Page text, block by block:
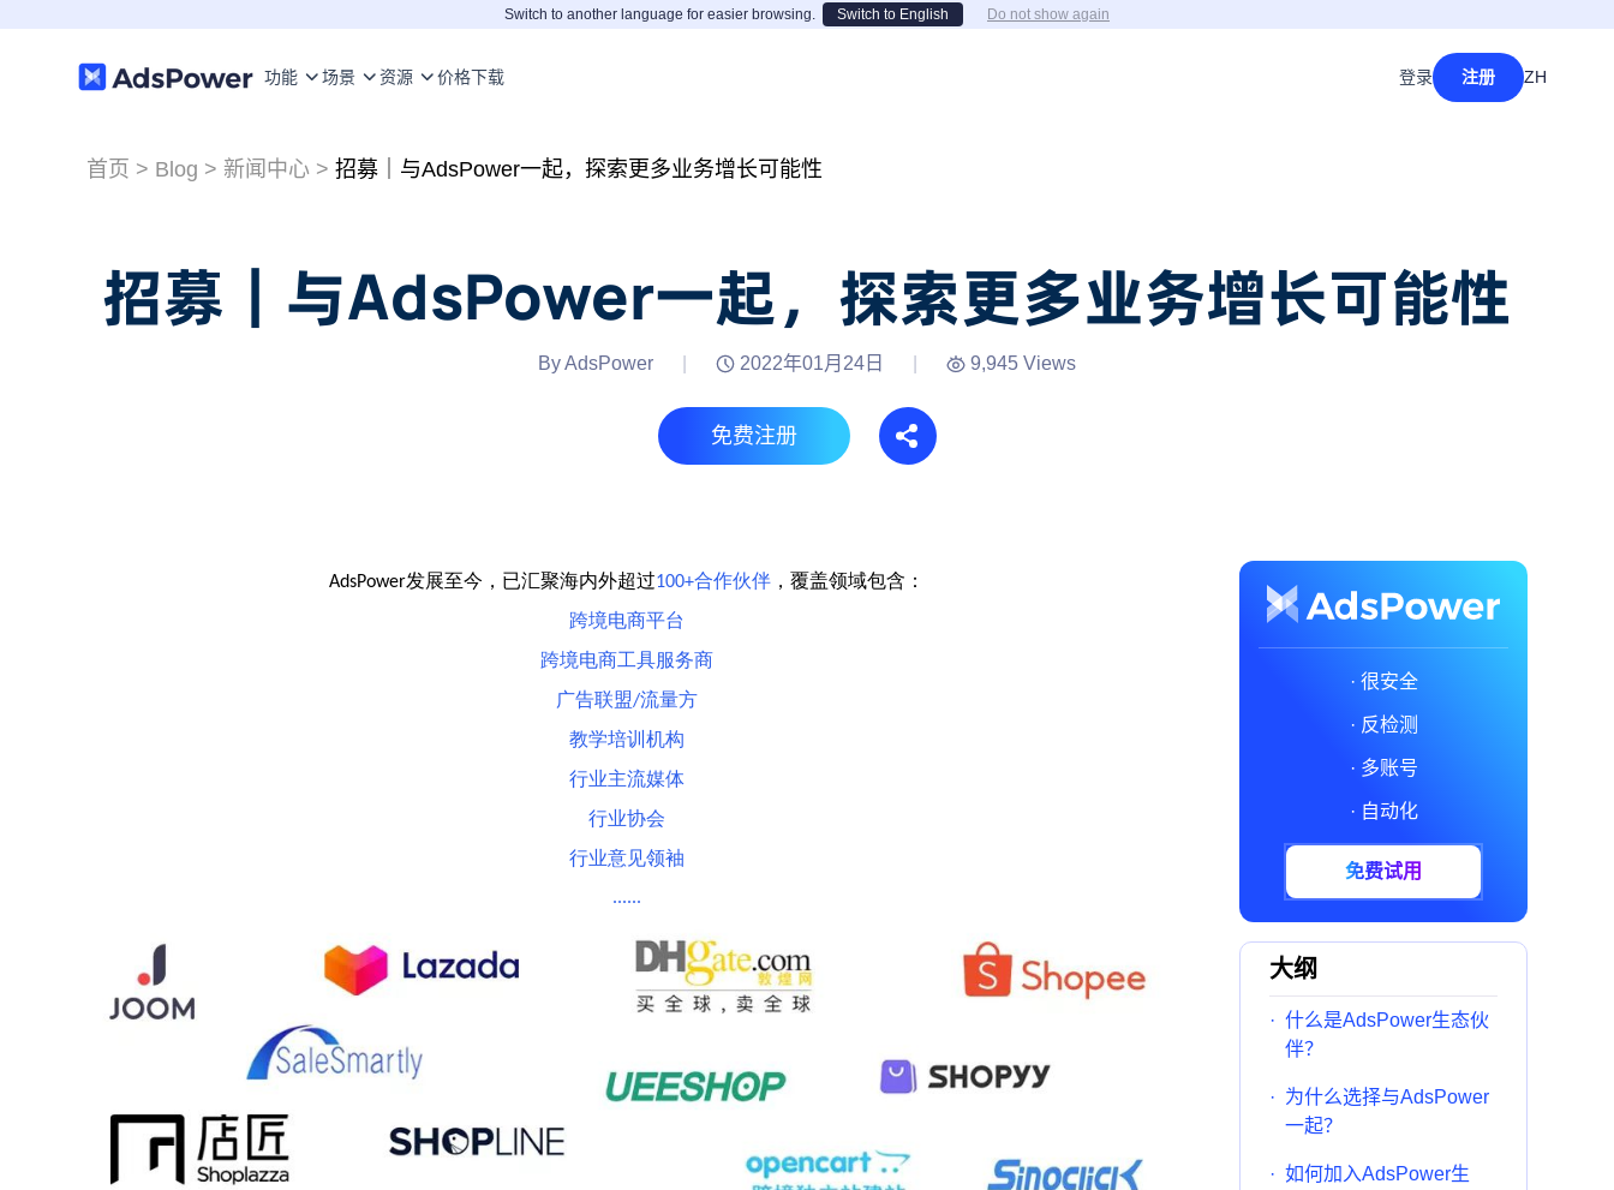
Switch to another language for easier browsing. Switch to English Do not show again
功能 场景 资源 价格下载 登录 注册 ZH
首页 > Blog > 新闻中心 > 招募｜与AdsPower一起，探索更多业务增长可能性
招募｜与AdsPower一起，探索更多业务增长可能性
By AdsPower 2022年01月24日 9,945 Views
免费注册
AdsPower发展至今，已汇聚海内外超过100+合作伙伴 ，覆盖领域包含：
跨境电商平台
跨境电商工具服务商
广告联盟/流量方
教学培训机构
行业主流媒体
行业协会
行业意见领袖
......
· 很安全
· 反检测
· 多账号
· 自动化
免费试用
大纲
· 什么是AdsPower生态伙
伴？
· 为什么选择与AdsPower
一起？
· 如何加入AdsPower生